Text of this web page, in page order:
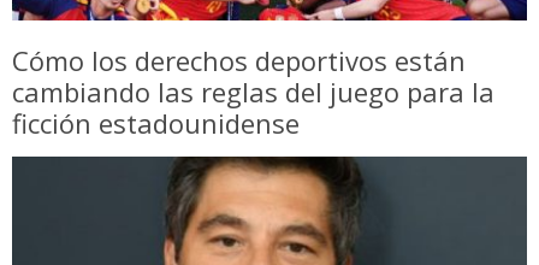
Cómo los derechos deportivos están
cambiando las reglas del juego para la
ficción estadounidense